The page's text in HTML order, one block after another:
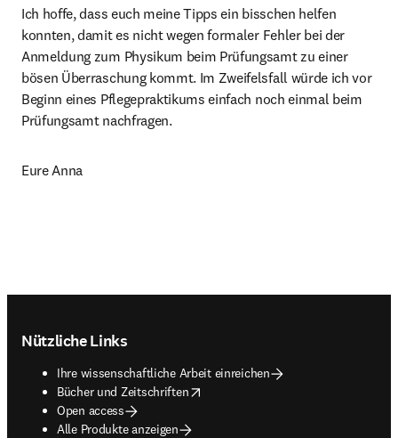
Ich hoffe, dass euch meine Tipps ein bisschen helfen
konnten, damit es nicht wegen formaler Fehler bei der
Anmeldung zum Physikum beim Prüfungsamt zu einer
bösen Überraschung kommt. Im Zweifelsfall würde ich vor
Beginn eines Pflegepraktikums einfach noch einmal beim
Prüfungsamt nachfragen.
Eure Anna
Nützliche Links
Ihre wissenschaftliche Arbeit einreichen
Bücher und Zeitschriften
opens in new tab/window
Open access
Alle Produkte anzeigen